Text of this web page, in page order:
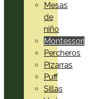
Mesas
de
niño
Montessori
Percheros
Pizarras
Puff
Sillas